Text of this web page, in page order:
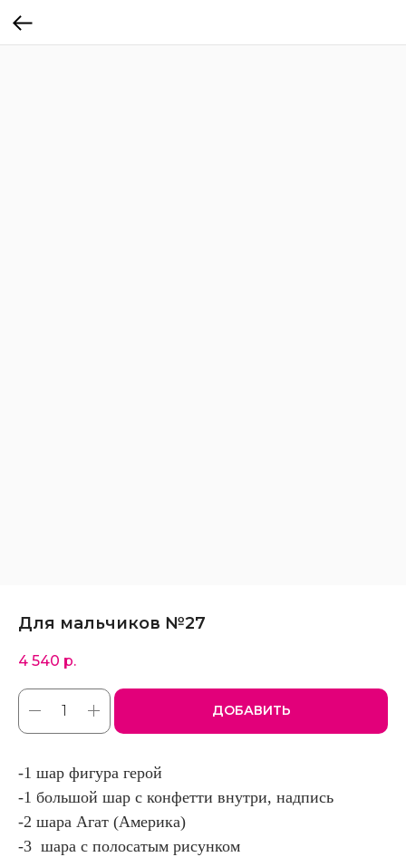
Для мальчиков №27
4 540 р.
ДОБАВИТЬ
-1 шар фигура герой
-1 большой шар с конфетти внутри, надпись
-2 шара Агат (Америка)
-3 шара с полосатым рисунком